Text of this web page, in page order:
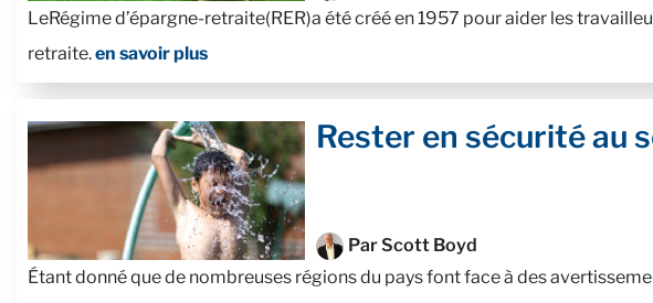
LeRégime d’épargne-retraite(RER)a été créé en 1957 pour aider les
retraite.en savoir plus
Rester en sécurité au
Par Scott Boyd
Étant donné que de nombreuses régions du pays font face à des